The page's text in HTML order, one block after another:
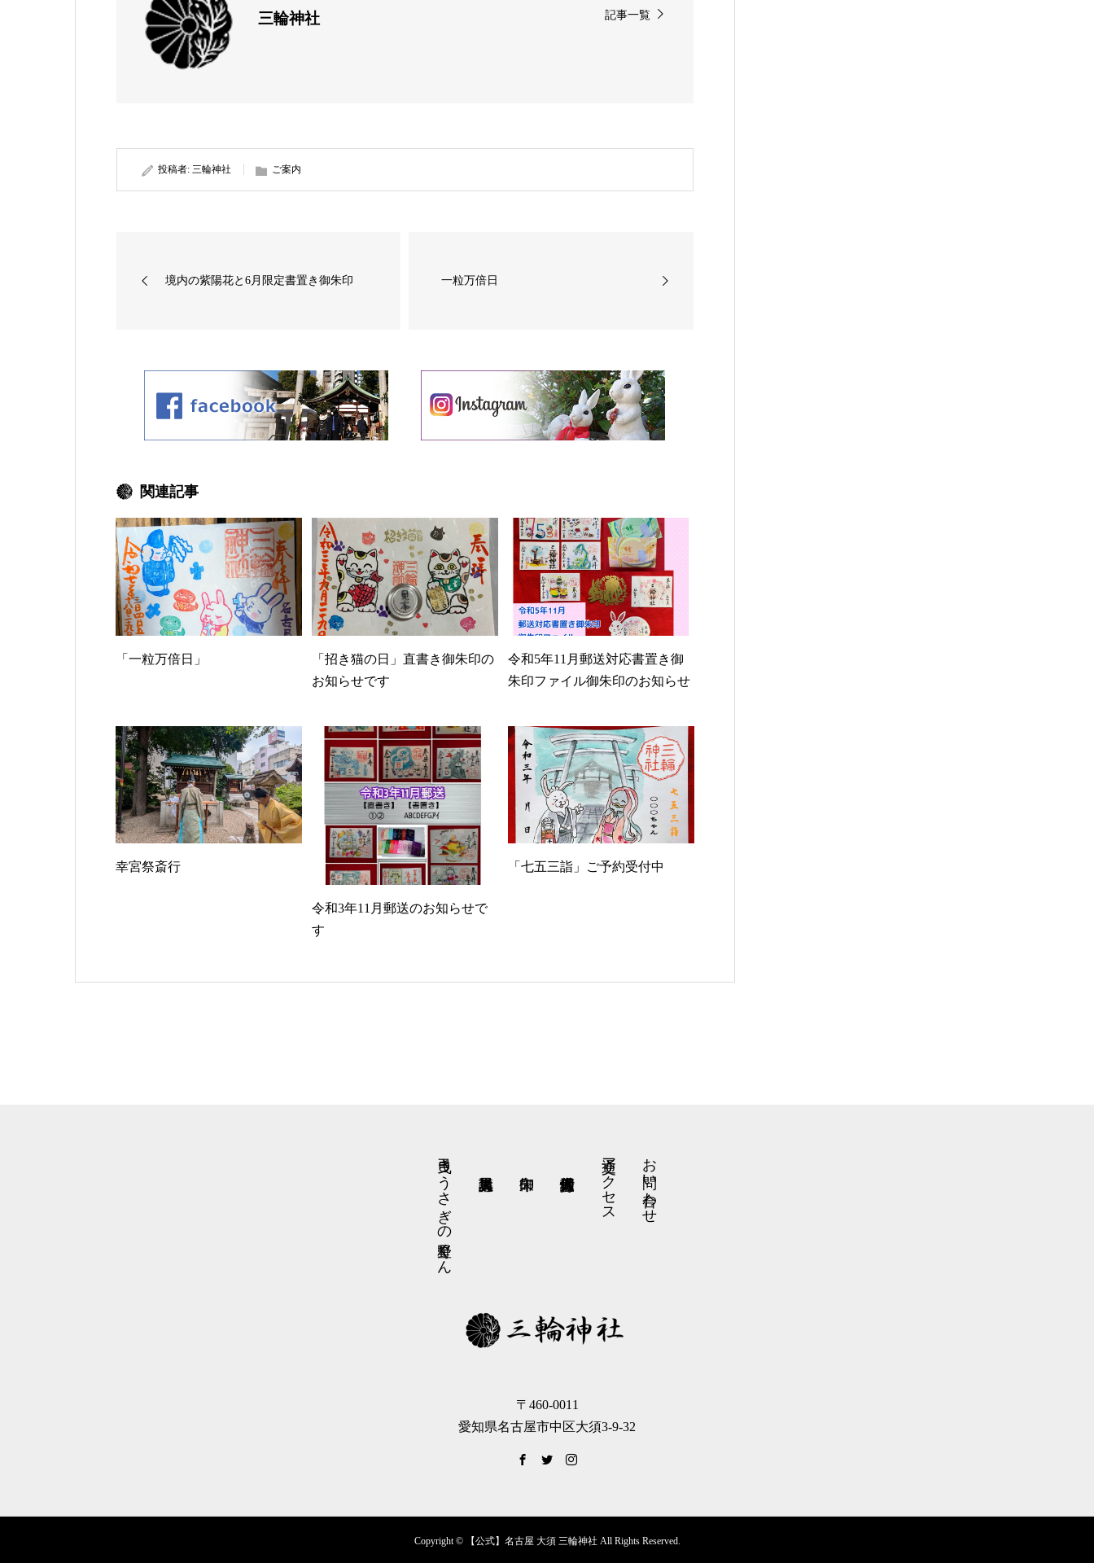
記事一覧
三輪神社
投稿者: 三輪神社 ご案内
境内の紫陽花と6月限定書置き御朱印 一粒万倍日
関連記事
「一粒万倍日」
「招き猫の日」直書き御朱印の
お知らせです
令和5年11月郵送対応書置き御
朱印ファイル御朱印のお知らせ
幸宮祭斎行
令和3年11月郵送のお知らせで
す
「七五三詣」ご予約受付中
お問い合わせ
交通アクセス
弓曳きうさぎの星野くん
〒460-0011
愛知県名古屋市中区大須3-9-32
Copyright © 【公式】名古屋 大須 三輪神社 All Rights Reserved.